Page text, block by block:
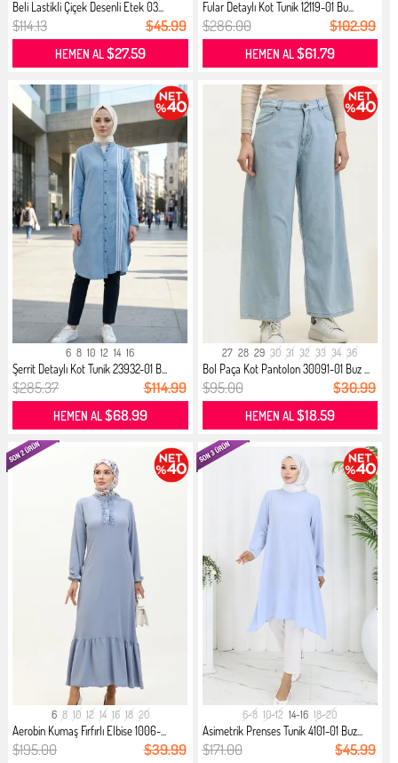
Beli Lastikli Çiçek Desenli Etek 03...
$114.13 $45.99
HEMEN AL$27.59
Fular Detaylı Kot Tunik 12119-01 Bu...
$286.00 $102.99
HEMEN AL$61.79
6 8 10 12 14 16
Şerrit Detaylı Kot Tunik 23932-01 B...
$285.37 $114.99
HEMEN AL$68.99
27 28 29 30 31 32 33 34 36
Bol Paça Kot Pantolon 30091-01 Buz ...
$95.00 $30.99
HEMEN AL$18.59
6 8 10 12 14 16 18 20
Aerobin Kumaş Fırfırlı Elbise 1006-...
$195.00 $39.99
6-8 10-12 14-16 18-20
Asimetrik Prenses Tunik 4101-01 Buz...
$171.00 $45.99